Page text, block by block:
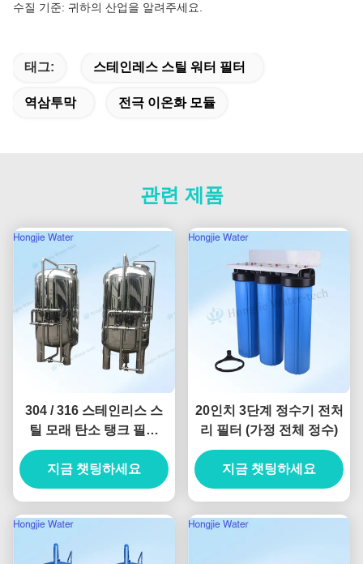
수질 기준: 귀하의 산업을 알려주세요.
태그: 스테인레스 스틸 워터 필터
역삼투막 전극 이온화 모듈
관련 제품
304 / 316 스테인리스 스
틸 모래 탄소 탱크 필터
60m3/H 정수 처리 장비
부속품
지금 챗팅하세요
20인치 3단계 정수기 전처
리 필터 (가정 전체 정수)
지금 챗팅하세요